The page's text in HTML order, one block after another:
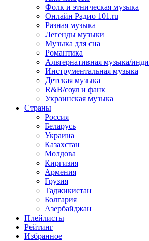
Фолк и этническая музыка
Онлайн Радио 101.ru
Разная музыка
Легенды музыки
Музыка для сна
Романтика
Альтернативная музыка/инди
Инструментальная музыка
Детская музыка
R&B/cоул и фанк
Украинская музыка
Страны
Россия
Беларусь
Украина
Казахстан
Молдова
Киргизия
Армения
Грузия
Таджикистан
Болгария
Азербайджан
Плейлисты
Рейтинг
Избранное